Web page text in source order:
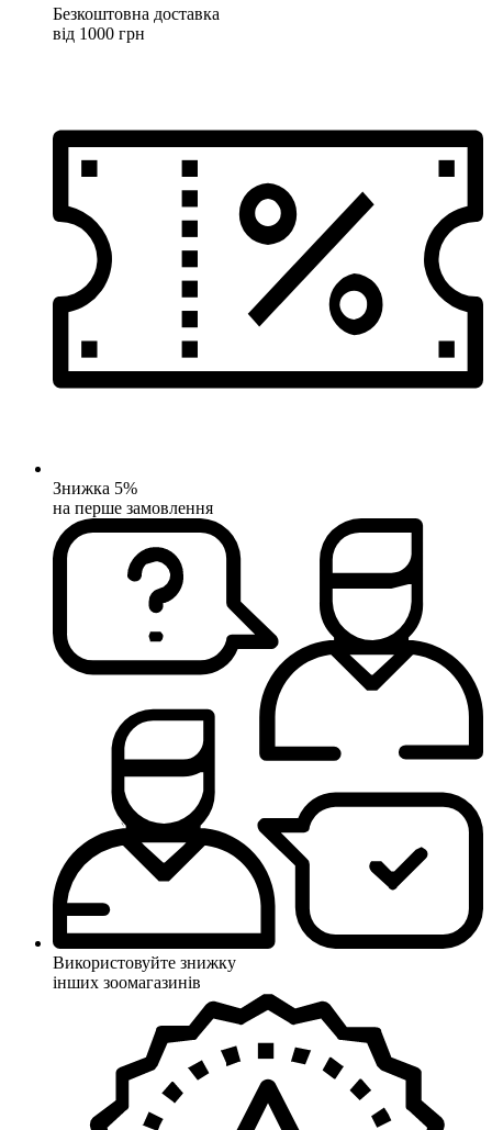
Безкоштовна доставка
від 1000 грн
Знижка 5%
на перше замовлення
Використовуйте знижку
інших зоомагазинів